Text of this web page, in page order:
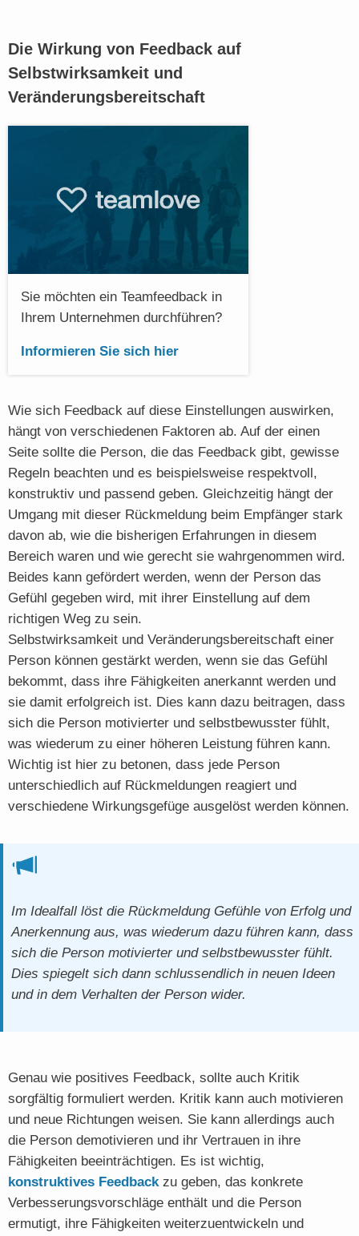
Die Wirkung von Feedback auf
Selbstwirksamkeit und
Veränderungsbereitschaft
Sie möchten ein Teamfeedback in
Ihrem Unternehmen durchführen?
Informieren Sie sich hier
Wie sich Feedback auf diese Einstellungen auswirken,
hängt von verschiedenen Faktoren ab. Auf der einen
Seite sollte die Person, die das Feedback gibt, gewisse
Regeln beachten und es beispielsweise respektvoll,
konstruktiv und passend geben. Gleichzeitig hängt der
Umgang mit dieser Rückmeldung beim Empfänger stark
davon ab, wie die bisherigen Erfahrungen in diesem
Bereich waren und wie gerecht sie wahrgenommen wird.
Beides kann gefördert werden, wenn der Person das
Gefühl gegeben wird, mit ihrer Einstellung auf dem
richtigen Weg zu sein.
Selbstwirksamkeit und Veränderungsbereitschaft einer
Person können gestärkt werden, wenn sie das Gefühl
bekommt, dass ihre Fähigkeiten anerkannt werden und
sie damit erfolgreich ist. Dies kann dazu beitragen, dass
sich die Person motivierter und selbstbewusster fühlt,
was wiederum zu einer höheren Leistung führen kann.
Wichtig ist hier zu betonen, dass jede Person
unterschiedlich auf Rückmeldungen reagiert und
verschiedene Wirkungsgefüge ausgelöst werden können.
Im Idealfall löst die Rückmeldung Gefühle von Erfolg und
Anerkennung aus, was wiederum dazu führen kann, dass
sich die Person motivierter und selbstbewusster fühlt.
Dies spiegelt sich dann schlussendlich in neuen Ideen
und in dem Verhalten der Person wider.
Genau wie positives Feedback, sollte auch Kritik
sorgfältig formuliert werden. Kritik kann auch motivieren
und neue Richtungen weisen. Sie kann allerdings auch
die Person demotivieren und ihr Vertrauen in ihre
Fähigkeiten beeinträchtigen. Es ist wichtig,
konstruktives Feedbackzu geben, das konkrete
Verbesserungsvorschläge enthält und die Person
ermutigt, ihre Fähigkeiten weiterzuentwickeln und